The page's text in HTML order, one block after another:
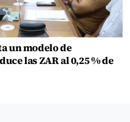
un modelo de
las ZAR al 0,25 % de